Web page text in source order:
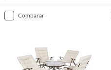
comparar